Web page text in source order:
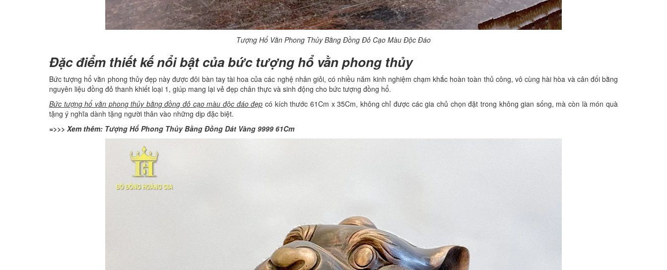
Tượng Hổ Vằn Phong Thủy Bằng Đồng Đỏ Cạo Màu Độc Đáo
Đặc điểm thiết kế nổi bật của bức tượng hổ vằn phong thủy
Bức tượng hổ vằn phong thủy đẹp này được đôi bàn tay tài hoa của các nghệ nhân giỏi, có nhiều năm kinh nghiệm chạm khắc hoàn toàn thủ công, vô cùng hài hòa và cân đối bằng
nguyên liệu đồng đỏ thanh khiết loại 1, giúp mang lại vẻ đẹp chân thực và sinh động cho bức tượng đồng hổ.
Bức tượng hổ vằn phong thủy bằng đồng đỏ cạo màu độc đáo đẹp có kích thước 61Cm x 35Cm, không chỉ được các gia chủ chọn đặt trong không gian sống, mà còn là món quà
tặng ý nghĩa dành tặng người thân vào những dịp đặc biệt.
=>>> Xem thêm: Tượng Hổ Phong Thủy Bằng Đồng Dát Vàng 9999 61Cm